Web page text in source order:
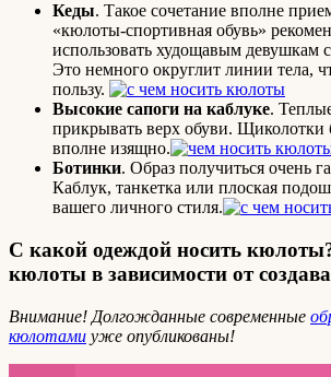
Кеды. Такое сочетание вполне
«кюлоты-спортивная обувь»
использовать худощавым девушкам
Это немного округлит линии тела,
пользу.
Высокие сапоги на каблуке.
прикрывать верх обуви. Щиколотки
вполне изящно.
Ботинки. Образ получиться очень
Каблук, танкетка или плоская
вашего личного стиля.
С какой одеждой носить
кюлоты в зависимости от
Внимание! Долгожданные современные
кюлотами уже опубликованы!